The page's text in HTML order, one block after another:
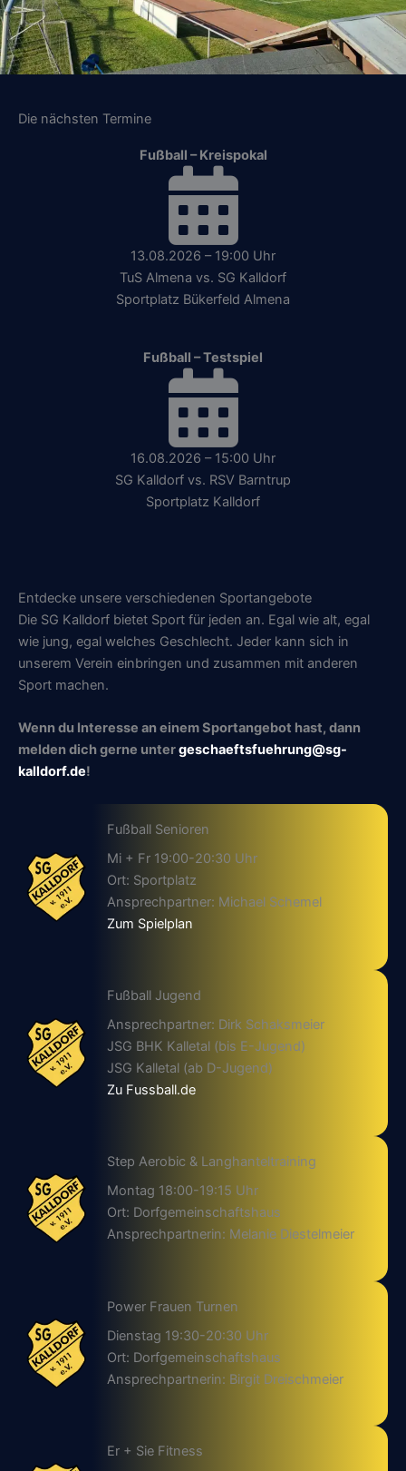
Die nächsten Termine
Fußball – Kreispokal
13.08.2026 – 19:00 Uhr
TuS Almena vs. SG Kalldorf
Sportplatz Bükerfeld Almena
Fußball – Testspiel
16.08.2026 – 15:00 Uhr
SG Kalldorf vs. RSV Barntrup
Sportplatz Kalldorf
Entdecke unsere verschiedenen Sportangebote
Die SG Kalldorf bietet Sport für jeden an. Egal wie alt, egal
wie jung, egal welches Geschlecht. Jeder kann sich in
unserem Verein einbringen und zusammen mit anderen
Sport machen.
Wenn du Interesse an einem Sportangebot hast, dann
melden dich gerne untergeschaeftsfuehrung@sg-
kalldorf.de!
Fußball Senioren
Mi + Fr 19:00-20:30 Uhr
Ort: Sportplatz
Ansprechpartner: Michael Schemel
Zum Spielplan
Fußball Jugend
Ansprechpartner: Dirk Schaksmeier
JSG BHK Kalletal (bis E-Jugend)
JSG Kalletal (ab D-Jugend)
Zu Fussball.de
Step Aerobic & Langhanteltraining
Montag 18:00-19:15 Uhr
Ort: Dorfgemeinschaftshaus
Ansprechpartnerin: Melanie Diestelmeier
Power Frauen Turnen
Dienstag 19:30-20:30 Uhr
Ort: Dorfgemeinschaftshaus
Ansprechpartnerin: Birgit Dreischmeier
Er + Sie Fitness